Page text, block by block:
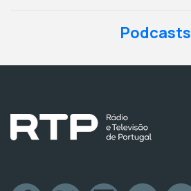
Podcasts